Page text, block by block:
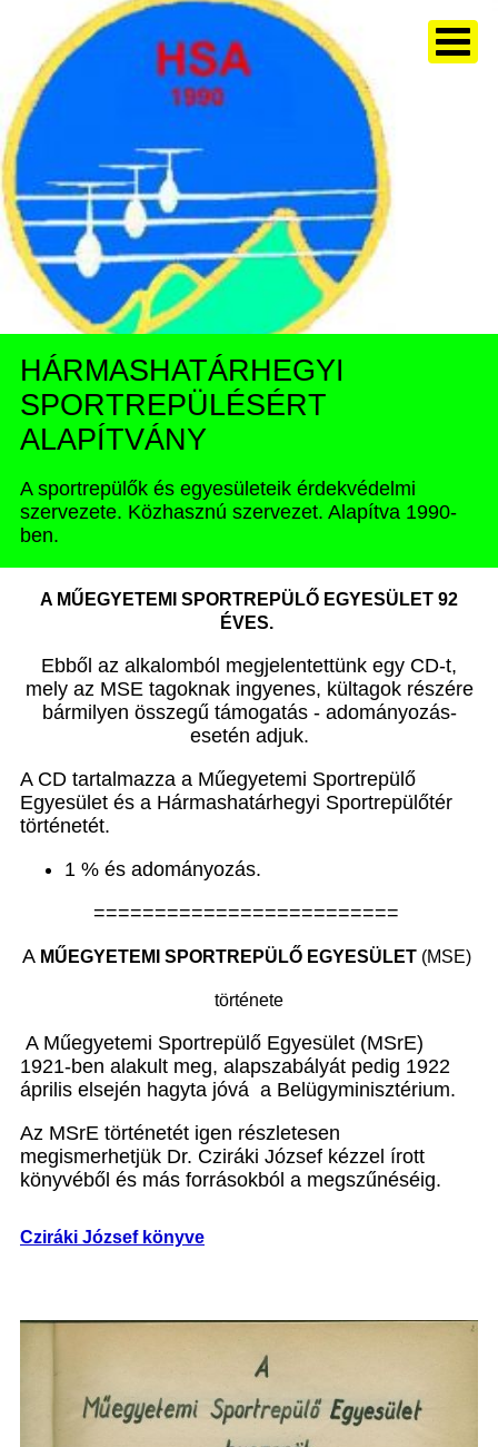
HÁRMASHATÁRHEGYI
SPORTREPÜLÉSÉRT
ALAPÍTVÁNY
A sportrepülők és egyesületeik érdekvédelmi
szervezete. Közhasznú szervezet. Alapítva 1990-
ben.
A MŰEGYETEMI SPORTREPÜLŐ EGYESÜLET 92
ÉVES.
Ebből az alkalomból megjelentettünk egy CD-t,
mely az MSE tagoknak ingyenes, kültagok részére
bármilyen összegű támogatás - adományozás-
esetén adjuk.
A CD tartalmazza a Műegyetemi Sportrepülő
Egyesület és a Hármashatárhegyi Sportrepülőtér
történetét.
1 % és adományozás.
=========================
A MŰEGYETEMI SPORTREPÜLŐ EGYESÜLET(MSE)
története
A Műegyetemi Sportrepülő Egyesület (MSrE)
1921-ben alakult meg, alapszabályát pedig 1922
április elsején hagyta jóvá a Belügyminisztérium.
Az MSrE történetét igen részletesen
megismerhetjük Dr. Cziráki József kézzel írott
könyvéből és más forrásokból a megszűnéséig.
Cziráki József könyve